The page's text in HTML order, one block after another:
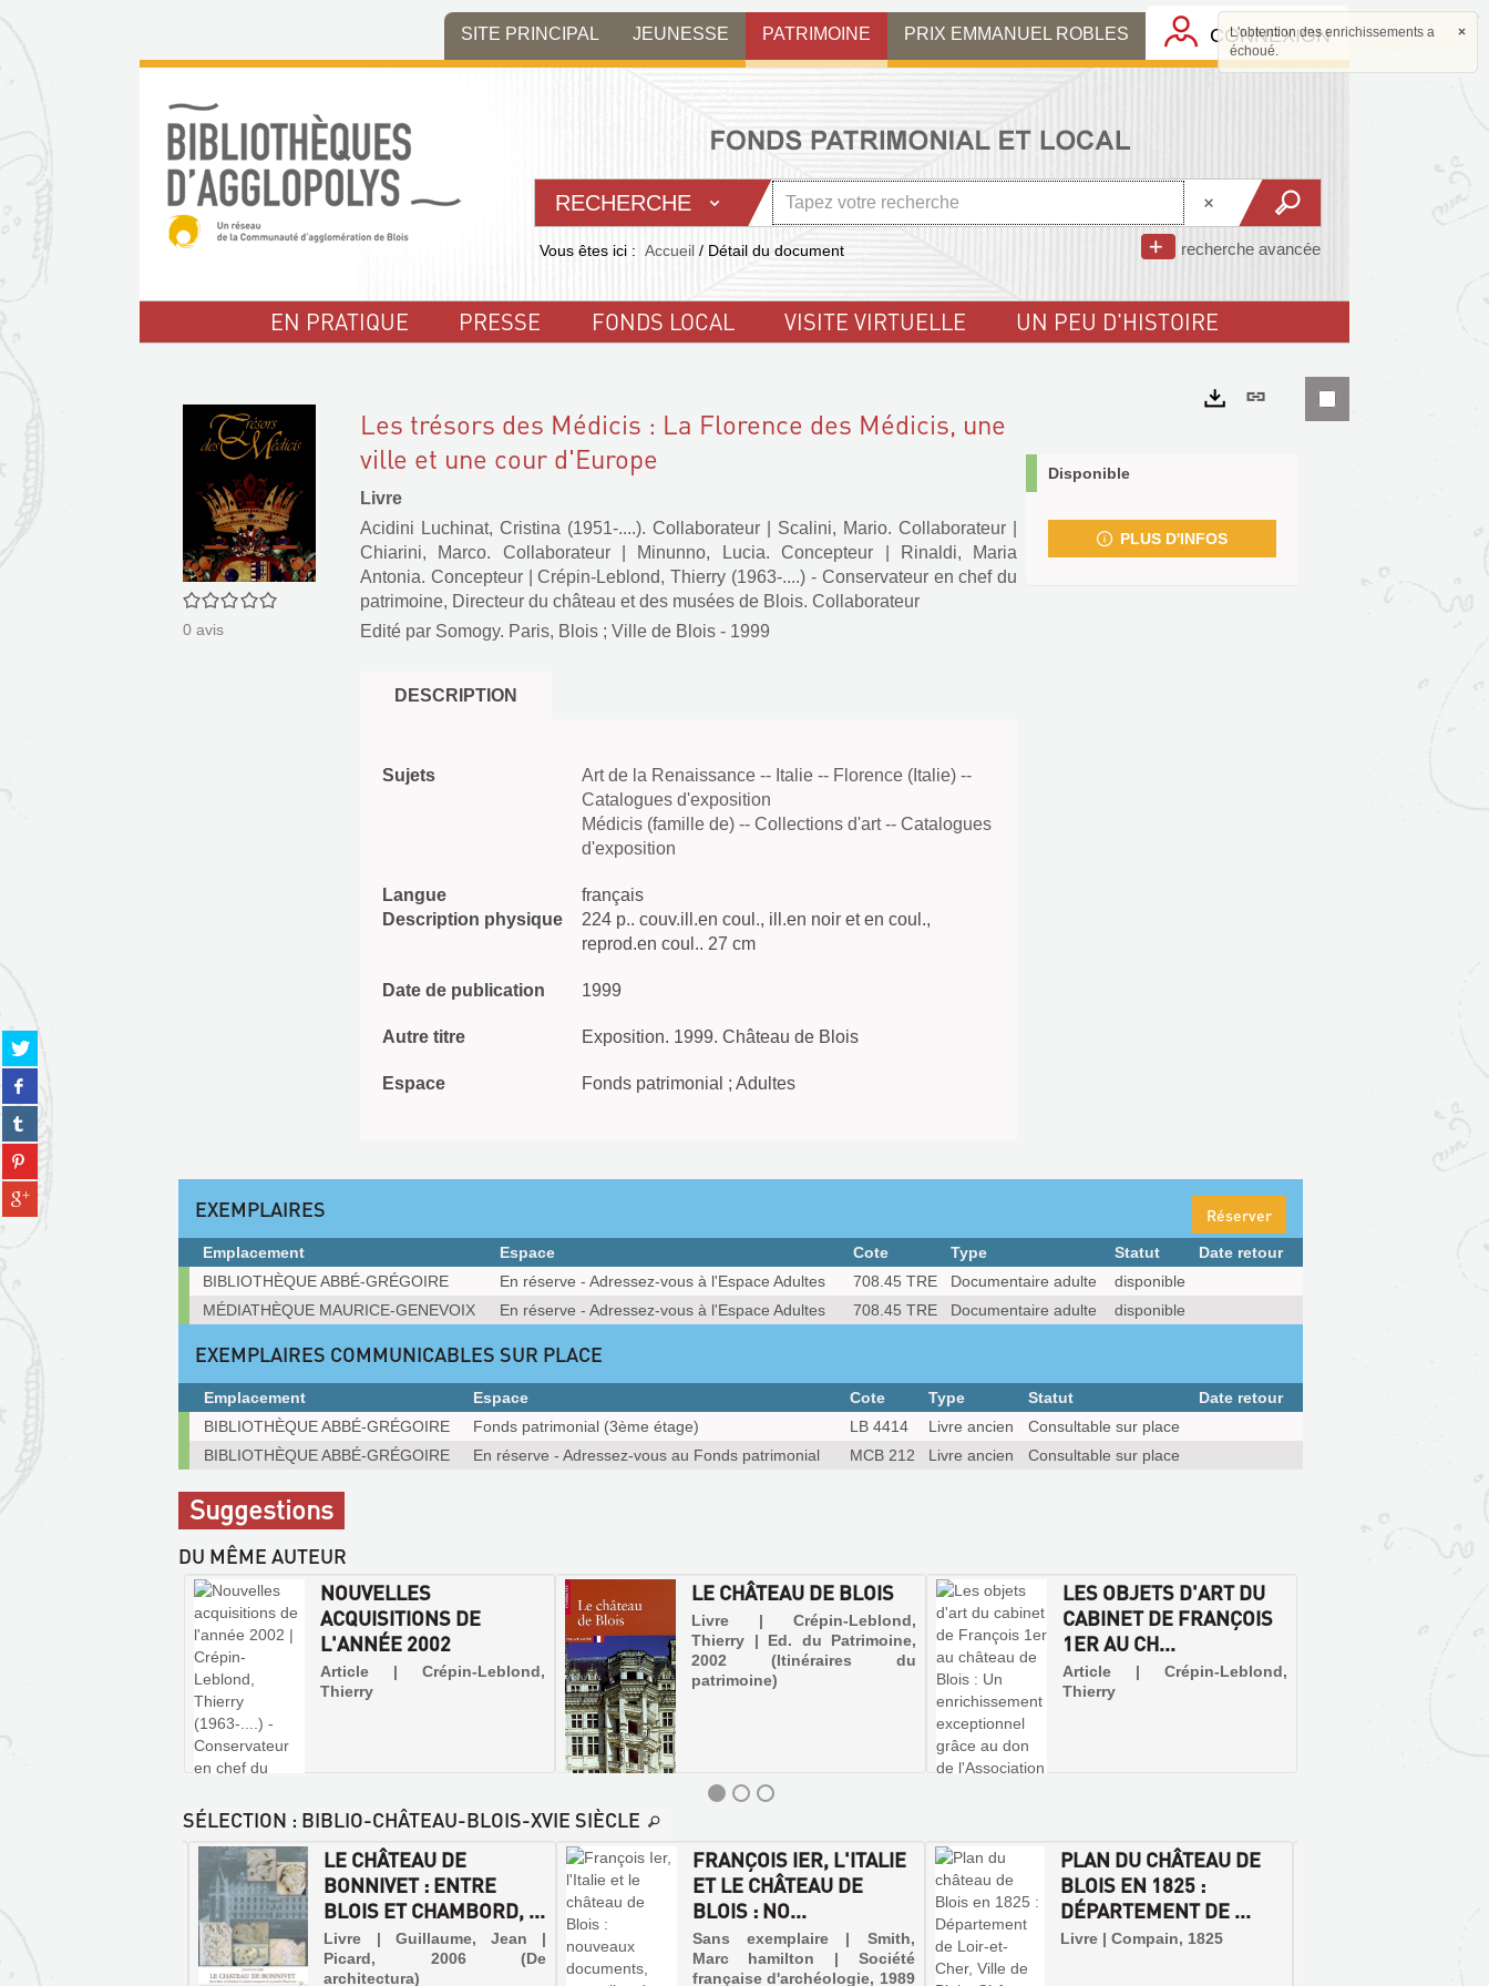
menu
contenu
la
SITE PRINCIPAL JEUNESSE PATRIMOINE PRIX EMMANUEL ROBLES CONNEXION
RECHERCHE
recherche avancée
Vous êtes ici : Accueil / Détail du document
EN PRATIQUE PRESSE FONDS LOCAL VISITE VIRTUELLE UN PEU D'HISTOIRE
Partager
sur
twitter
(Nouvelle
fenêtre)
Partager
sur
facebook
(Nouvelle
fenêtre)
Partager
sur
tumblr
(Nouvelle
fenêtre)
Partager
sur
pinterest
(Nouvelle
Partager
sur
0/5
0 avis
Les trésors des Médicis : La Florence des Médicis, une
ville et une cour d'Europe
Livre
Acidini Luchinat, Cristina (1951-....). Collaborateur
Scalini, Mario. Collaborateur
Chiarini, Marco. Collaborateur| Minunno, Lucia. Concepteur
Rinaldi, Maria
Antonia. Concepteur|Crépin-Leblond, Thierry (1963-....) - Conservateur en chef du
patrimoine, Directeur du château et des musées de Blois. Collaborateur
Edité par Somogy. Paris, Blois ; Ville de Blois - 1999
DESCRIPTION
Sujets
Art de la Renaissance -- Italie -- Florence (Italie) --
Catalogues d'exposition
Médicis (famille de) -- Collections d'art -- Catalogues
d'exposition
Langue
français
Description physique
224 p.. couv.ill.en coul., ill.en noir et en coul.,
reprod.en coul.. 27 cm
Date de publication 1999
Autre titre Exposition. 1999. Château de Blois
Espace Fonds patrimonial ; Adultes
Lien
Disponible
PLUS D'INFOS
EXEMPLAIRES Réserver
Exemplaires
Emplacement Espace Cote Type Statut
Date retour
BIBLIOTHÈQUE ABBÉ-GRÉGOIRE
En réserve - Adressez-vous à l'Espace Adultes 708.45 TRE Documentaire adulte
disponible
MÉDIATHÈQUE MAURICE-GENEVOIX
En réserve - Adressez-vous à l'Espace Adultes 708.45 TRE Documentaire adulte disponible
EXEMPLAIRES COMMUNICABLES SUR PLACE
Exemplaires
communicables
sur
place
Emplacement Espace Cote Type Statut
Date retour
BIBLIOTHÈQUE ABBÉ-GRÉGOIRE
Fonds patrimonial (3ème étage) LB 4414 Livre ancien
Consultable sur place
BIBLIOTHÈQUE ABBÉ-GRÉGOIRE
En réserve - Adressez-vous au Fonds patrimonial MCB 212 Livre ancien Consultable sur place
Suggestions
DU MÊME AUTEUR
LE CHÂTEAU DE BLOIS
Livre | Crépin-Leblond,
Thierry | Ed. du Patrimoine,
2002 (Itinéraires du
patrimoine)
LES OBJETS D'ART DU
CABINET DE FRANÇOIS
1ER AU CH...
Article | Crépin-Leblond,
Thierry
NOUVELLES
ACQUISITIONS DE
L'ANNÉE 2002
Article | Crépin-Leblond,
Thierry
LE
CHÂTEAU
DE
SÉLECTION : BIBLIO-CHÂTEAU-BLOIS-XVIE SIÈCLE
FRANÇOIS IER, L'ITALIE
ET LE CHÂTEAU DE
BLOIS : NO...
Sans exemplaire | Smith,
Marc hamilton | Société
française d'archéologie, 1989
PLAN DU CHÂTEAU DE
BLOIS EN 1825 :
DÉPARTEMENT DE ...
Livre | Compain, 1825
LE CHÂTEAU DE
BONNIVET : ENTRE
BLOIS ET CHAMBORD, ...
Livre | Guillaume, Jean |
Picard, 2006 (De
architectura)
×
L'obtention des enrichissements a
échoué.